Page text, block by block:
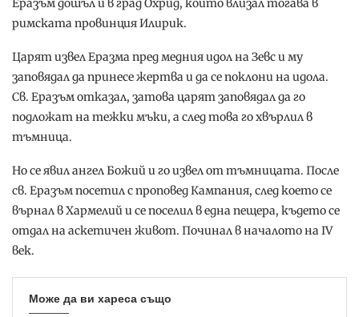
Еразъм дошъл и в град Охрид, който влизал тогава в
римската провинция Илирик.
Царят извел Еразма пред медния идол на Зевс и му
заповядал да принесе жертва и да се поклони на идола.
Св. Еразъм отказал, затова царят заповядал да го
подложат на тежки мъки, а след това го хвърлил в
тъмница.
Но се явил ангел Божий и го извел от тъмницата. После
св. Еразъм посетил с проповед Кампания, след което се
върнал в Хармелий и се поселил в една пещера, където се
отдал на аскетичен живот. Починал в началото на IV
век.
Може да ви хареса също